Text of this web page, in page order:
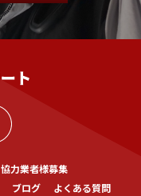
協力業者様募集
ブログ
よくある質問